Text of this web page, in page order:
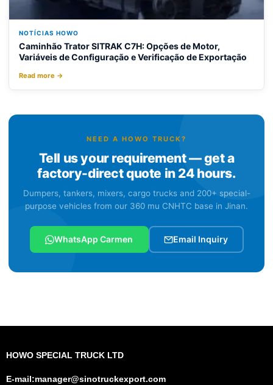
NOTÍCIAS HOWO
Caminhão Trator SITRAK C7H: Opções de Motor,
Variáveis de Configuração e Verificação de Exportação
Read more →
NEED A HOWO TRUCK?
Tell us your requirement — get a
factory-direct quote in 24 hours.
Dumpers, tankers, mixers, cargo trucks and 200+ special-
purpose vehicles from our 360 mu CNHTC base in Jinan.
WhatsApp Carmen Email Inquiry
HOWO SPECIAL TRUCK LTD
E-mail:manager@sinotruckexport.com